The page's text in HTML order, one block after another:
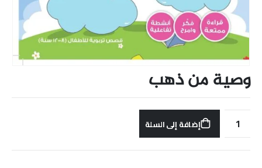
وصية من ذهب
إضافة إلى السلة